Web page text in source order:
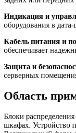
Индикация и
оборудования в дата-
Кабель питания и
обеспечивает
Защита и
серверных
Область
Блоки
шкафах. Устройство